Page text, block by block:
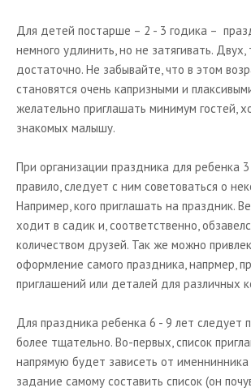
Для детей постарше – 2 - 3 годика –
немного удлинить, но не затягивать. Двух,
достаточно. Не забывайте, что в этом
становятся очень капризными и
желательно приглашать минимум гостей,
знакомых малышу.
При организации праздника для ребенка
правило, следует с ним советоваться о
Например, кого приглашать на праздник.
ходит в садик и, соответственно,
количеством друзей. Так же можно
оформление самого праздника, напрмер,
приглашений или деталей для различных
Для праздника ребенка 6 - 9 лет следует
более тщательно. Во-первых, список
напрямую будет зависеть от
задание самому составить список (он